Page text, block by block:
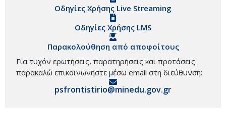
Οδηγίες Χρήσης Live Streaming
Οδηγίες Χρήσης LMS
Παρακολούθηση από αποφοίτους
Για τυχόν ερωτήσεις, παρατηρήσεις και προτάσεις
παρακαλώ επικοινωνήστε μέσω email στη διεύθυνση:
psfrontistirio@minedu.gov.gr